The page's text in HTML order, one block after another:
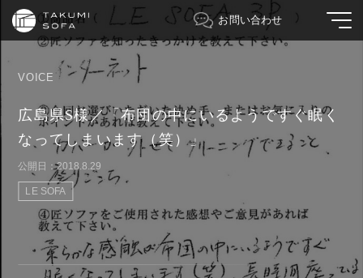
お問い合わせ
VOICE
広島県S様／「布団の中にいるようですぐ眠く
なってしまいます（笑）」
公開日：2018.8.29
LE SOFA